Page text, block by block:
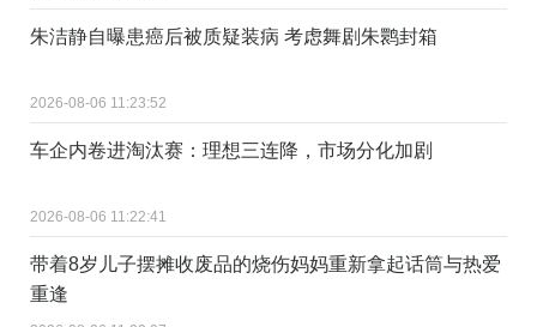
朱洁静自曝患癌后被质疑装病 考虑舞剧朱鹮封箱
2026-08-06 11:23:52
车企内卷进淘汰赛：理想三连降，市场分化加剧
2026-08-06 11:22:41
带着8岁儿子摆摊收废品的烧伤妈妈重新拿起话筒与热爱
重逢